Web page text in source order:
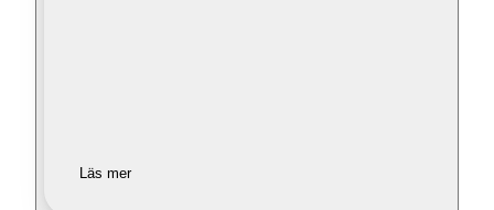
Läs mer